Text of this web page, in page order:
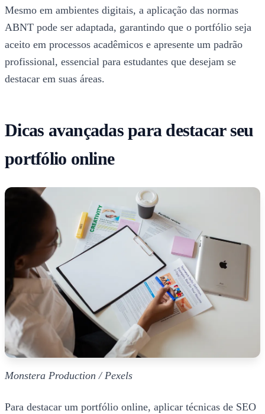
Mesmo em ambientes digitais, a aplicação das normas
ABNT pode ser adaptada, garantindo que o portfólio seja
aceito em processos acadêmicos e apresente um padrão
profissional, essencial para estudantes que desejam se
destacar em suas áreas.
Dicas avançadas para destacar seu
portfólio online
Monstera Production / Pexels
Para destacar um portfólio online, aplicar técnicas de SEO